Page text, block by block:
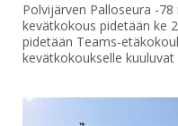
Polvijärven Palloseura -
kevätkokous pidetään ke
pidetään Teams-
kevätkokoukselle